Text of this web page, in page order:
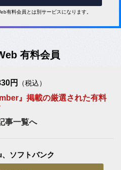
有料会員とは別サービスになります。
有料会員
円 （税込）
』掲載の厳選された有料
事一覧へ
、ソフトバンク